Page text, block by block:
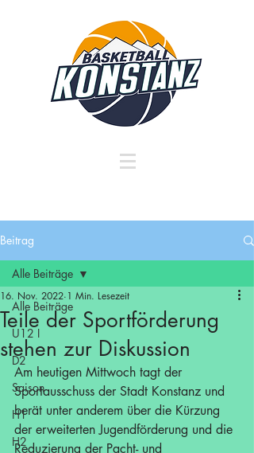
Beitrag
Alle Beiträge
U12 I
D2
Saison
H1
H2
Alle Beiträge
Teile der Sportförderung
stehen zur Diskussion
16. Nov. 2022 1 Min. Lesezeit
Am heutigen Mittwoch tagt der
Sportausschuss der Stadt Konstanz und
berät unter anderem über die Kürzung
der erweiterten Jugendförderung und die
Reduzierung der Pacht- und